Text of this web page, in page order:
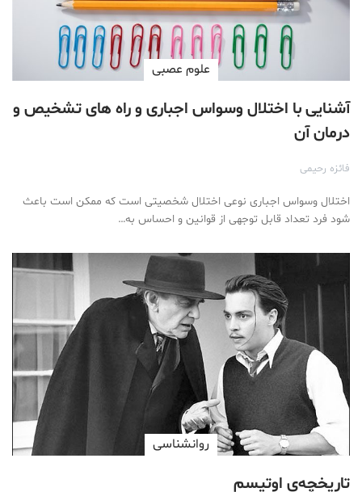
علوم عصبی
آشنایی با اختلال وسواس اجباری و راه های تشخیص و
درمان آن
فائزه رحیمی
اختلال وسواس اجباری نوعی اختلال شخصیتی است که ممکن است باعث
شود فرد تعداد قابل توجهی از قوانین و احساس به…
روانشناسی
تاریخچه‌ی اوتیسم